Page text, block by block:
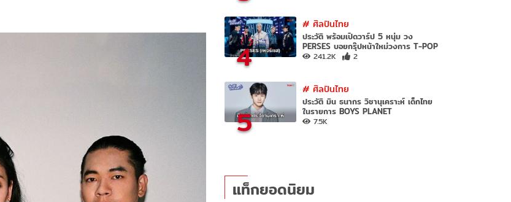
4
# ศิลปินไทย
ประวัติ พร้อมเปิดวาร์ป 5 หนุ่ม วง
PERSES บอยกรุ๊ปหน้าใหม่วงการ T-POP
241.2K 2
5
# ศิลปินไทย
ประวัติ มิน ธนากร วิชานุเคราะห์ เด็กไทย
ในรายการ BOYS PLANET
7.5K
แท็กยอดนิยม